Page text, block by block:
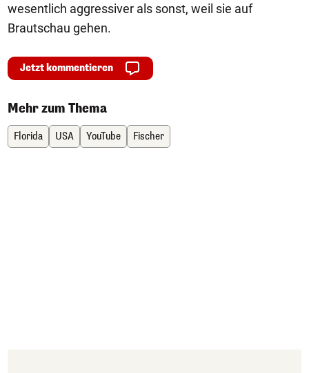
wesentlich aggressiver als sonst, weil sie auf
Brautschau gehen.
Jetzt kommentieren
Mehr zum Thema
Florida USA YouTube Fischer